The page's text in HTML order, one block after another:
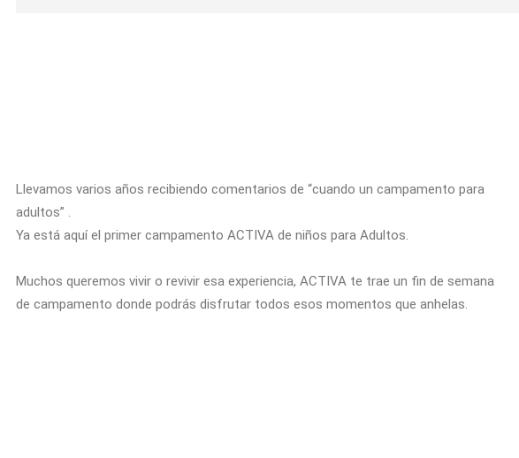
Llevamos varios años recibiendo comentarios de “cuando un campamento para
adultos” .
Ya está aquí el primer campamento ACTIVA de niños para Adultos.
Muchos queremos vivir o revivir esa experiencia, ACTIVA te trae un fin de semana
de campamento donde podrás disfrutar todos esos momentos que anhelas.